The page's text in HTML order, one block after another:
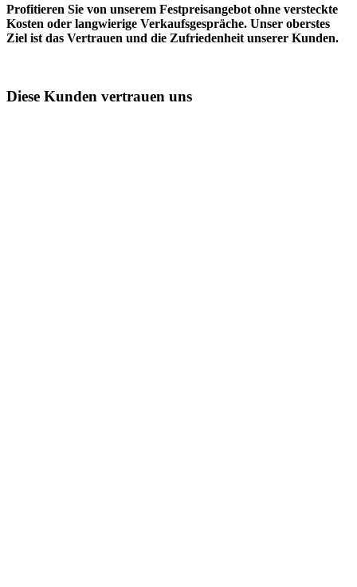
Profitieren Sie von unserem Festpreisangebot ohne versteckte
Kosten oder langwierige Verkaufsgespräche. Unser oberstes
Ziel ist das Vertrauen und die Zufriedenheit unserer Kunden.
Diese Kunden vertrauen uns